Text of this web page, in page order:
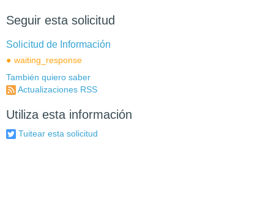
Seguir esta solicitud
Solicitud de Información
waiting_response
También quiero saber
Actualizaciones RSS
Utiliza esta información
Tuitear esta solicitud